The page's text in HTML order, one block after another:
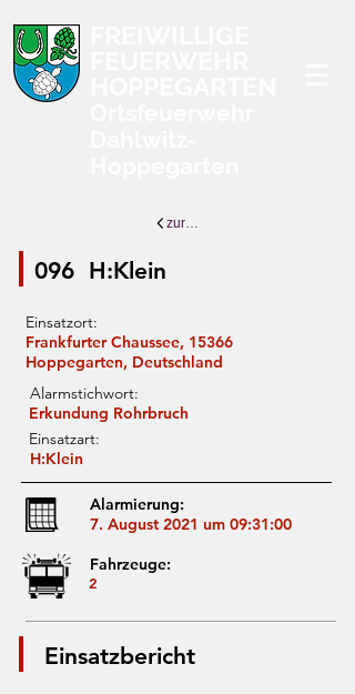
zurück zur Übersicht
H:Klein
096
Einsatzort:
Frankfurter Chaussee, 15366
Hoppegarten, Deutschland
Alarmstichwort:
Erkundung Rohrbruch
Einsatzart:
H:Klein
Alarmierung:
7. August 2021 um 09:31:00
Fahrzeuge:
2
Einsatzbericht